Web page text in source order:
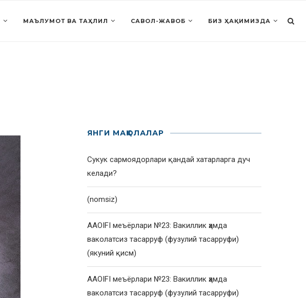
МАЪЛУМОТ ВА ТАҲЛИЛ САВОЛ-ЖАВОБ БИЗ ҲАҚИМИЗДА
ЯНГИ МАҚОЛАЛАР
Сукук сармоядорлари қандай хатарларга дуч
келади?
(nomsiz)
AAOIFI меъёрлари №23: Вакиллик ҳамда
ваколатсиз тасарруф (фузулий тасарруфи)
(якуний қисм)
AAOIFI меъёрлари №23: Вакиллик ҳамда
ваколатсиз тасарруф (фузулий тасарруфи)